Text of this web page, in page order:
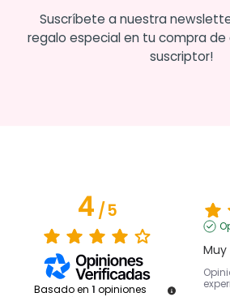
Suscríbete a nuestra
regalo especial en tu compra
suscriptor!
4/5
Basado en 1 opiniones
Muy